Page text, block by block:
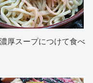
厚スープにつけて食べ